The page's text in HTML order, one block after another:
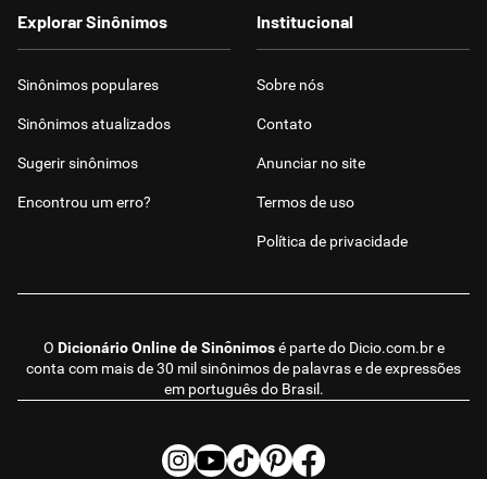
O Dicionário Online de Sinônimosé parte do Dicio.com.bre
conta com mais de 30 mil sinônimos de palavras e de expressões
em português do Brasil.
Explorar Sinônimos
Sinônimos populares
Sinônimos atualizados
Sugerir sinônimos
Encontrou um erro?
Institucional
Sobre nós
Contato
Anunciar no site
Termos de uso
Política de privacidade